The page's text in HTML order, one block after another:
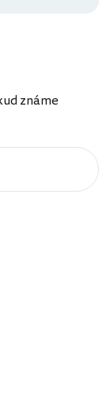
známe